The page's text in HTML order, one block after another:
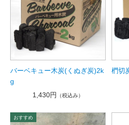
バーベキュー木炭(くぬぎ炭)2k
g
1,430円
（税込み）
椚切